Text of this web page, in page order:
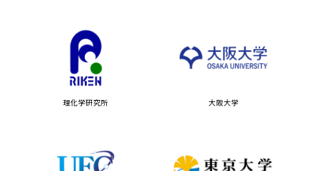
理化学研究所 大阪大学